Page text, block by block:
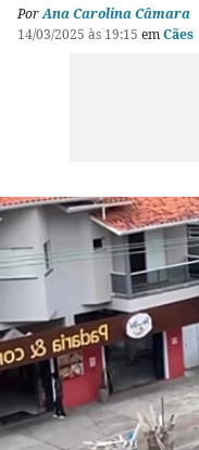
PorAna Carolina Câmara
14/03/2025 às 19:15 emCães